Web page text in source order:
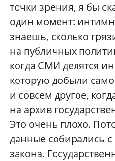
точки зрения, я бы
один момент:
знаешь, сколько
на публичных
когда СМИ делятся
которую добыли
и совсем другое,
на архив
Это очень плохо.
данные собирались
закона.